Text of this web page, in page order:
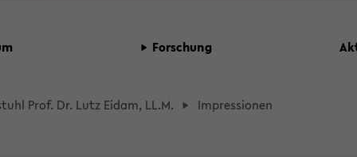
For­schung
Prof. Dr. Lutz Eidam, LL.M. Im­pres­sio­nen